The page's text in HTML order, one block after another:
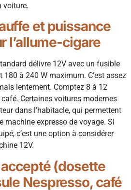
voiture.
et puissance
l’allume-cigare
délivre 12V avec un fusible
180 à 240 W maximum. C’est assez
lentement. Comptez 8 à 12
Certaines voitures modernes
dans l’habitacle, qui permettent
machine expresso de voyage. Si
c’est une option à considérer
12V.
(dosette
Nespresso, café